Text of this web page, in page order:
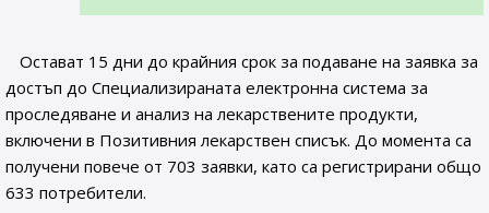
Остават 15 дни до крайния срок за подаване на заявка за
достъп до Специализираната електронна система за
проследяване и анализ на лекарствените продукти,
включени в Позитивния лекарствен списък. До момента са
получени повече от 703 заявки, като са регистрирани общо
633 потребители.